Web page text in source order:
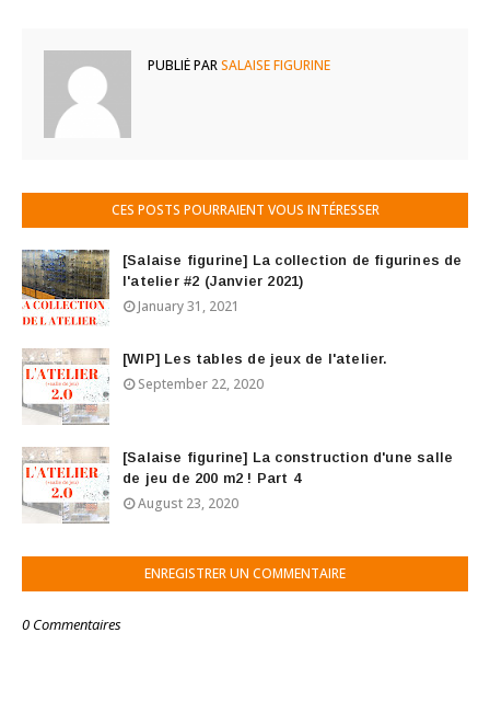
PUBLIÉ PARSALAISE FIGURINE
CES POSTS POURRAIENT VOUS INTÉRESSER
[Salaise figurine] La collection de figurines de
l'atelier #2 (Janvier 2021)
January 31, 2021
[WIP] Les tables de jeux de l'atelier.
September 22, 2020
[Salaise figurine] La construction d'une salle
de jeu de 200 m2 ! Part 4
August 23, 2020
ENREGISTRER UN COMMENTAIRE
0 Commentaires